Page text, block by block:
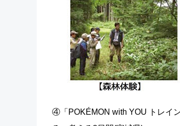
④「POKÉMON with YOU トレイ